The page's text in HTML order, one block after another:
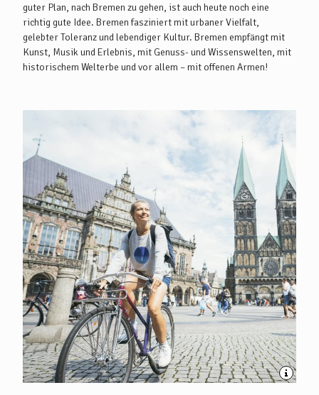
guter Plan, nach Bremen zu gehen, ist auch heute noch eine
richtig gute Idee. Bremen fasziniert mit urbaner Vielfalt,
gelebter Toleranz und lebendiger Kultur. Bremen empfängt mit
Kunst, Musik und Erlebnis, mit Genuss- und Wissenswelten, mit
historischem Welterbe und vor allem – mit offenen Armen!